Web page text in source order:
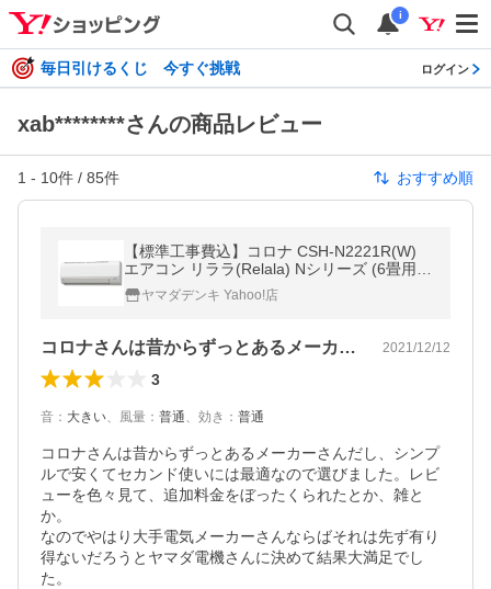
i
毎日引けるくじ 今すぐ挑戦 ログイン
xab********さんの商品レビュー
1 - 10件 / 85件 おすすめ順
【標準工事費込】コロナ CSH-N2221R(W)
エアコン リララ(Relala) Nシリーズ (6畳用)
ホワイト
ヤマダデンキ Yahoo!店
コロナさんは昔からずっとあるメーカーさ… 2021/12/12
3
音 ： 大きい、 風量 ： 普通、 効き ： 普通
コロナさんは昔からずっとあるメーカーさんだし、シンプ
ルで安くてセカンド使いには最適なので選びました。レビ
ューを色々見て、追加料金をぼったくられたとか、雑と
か。
なのでやはり大手電気メーカーさんならばそれは先ず有り
得ないだろうとヤマダ電機さんに決めて結果大満足でし
た。